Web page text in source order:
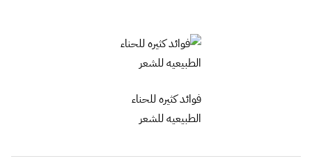
فوائد كثيره للحناء
الطبيعيه للشعر